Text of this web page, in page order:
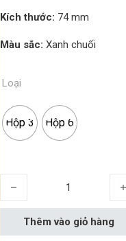
Kích thước: 74 mm
Màu sắc: Xanh chuối
Loại
Hộp 3 Hộp 6
Bóng thi đấu Negin số lượng
Thêm vào giỏ hàng